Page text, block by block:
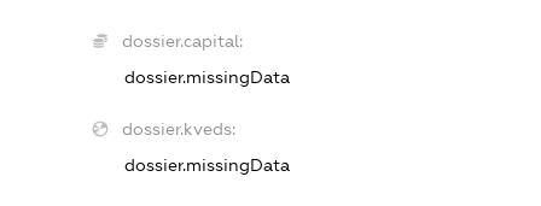
dossier.capital:
dossier.missingData
dossier.kveds:
dossier.missingData